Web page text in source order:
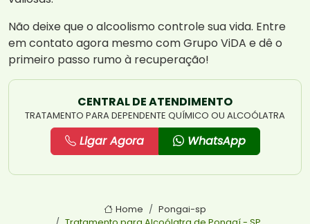
Não deixe que o alcoolismo controle sua vida. Entre
em contato agora mesmo com Grupo ViDA e dê o
primeiro passo rumo à recuperação!
CENTRAL DE ATENDIMENTO
TRATAMENTO PARA DEPENDENTE QUÍMICO OU ALCOÓLATRA
Ligar Agora WhatsApp
Home
Pongai-sp